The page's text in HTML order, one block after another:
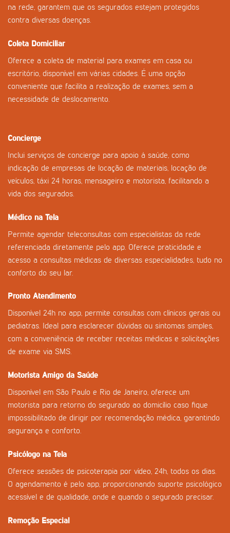
na rede, garantem que os segurados estejam protegidos
contra diversas doenças.
Coleta Domiciliar
Oferece a coleta de material para exames em casa ou
escritório, disponível em várias cidades. É uma opção
conveniente que facilita a realização de exames, sem a
necessidade de deslocamento.
Concierge
Inclui serviços de concierge para apoio à saúde, como
indicação de empresas de locação de materiais, locação de
veículos, táxi 24 horas, mensageiro e motorista, facilitando a
vida dos segurados.
Médico na Tela
Permite agendar teleconsultas com especialistas da rede
referenciada diretamente pelo app. Oferece praticidade e
acesso a consultas médicas de diversas especialidades, tudo no
conforto do seu lar.
Pronto Atendimento
Disponível 24h no app, permite consultas com clínicos gerais ou
pediatras. Ideal para esclarecer dúvidas ou sintomas simples,
com a conveniência de receber receitas médicas e solicitações
de exame via SMS.
Motorista Amigo da Saúde
Disponível em São Paulo e Rio de Janeiro, oferece um
motorista para retorno do segurado ao domicílio caso fique
impossibilitado de dirigir por recomendação médica, garantindo
segurança e conforto.
Psicólogo na Tela
Oferece sessões de psicoterapia por vídeo, 24h, todos os dias.
O agendamento é pelo app, proporcionando suporte psicológico
acessível e de qualidade, onde e quando o segurado precisar.
Remoção Especial